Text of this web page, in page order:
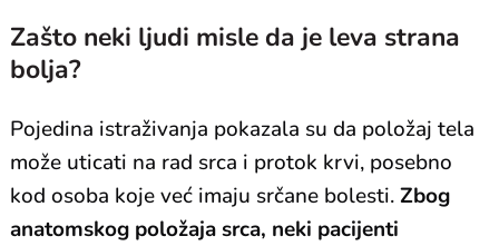
Zašto neki ljudi misle da je leva strana
bolja?
Pojedina istraživanja pokazala su da položaj tela
može uticati na rad srca i protok krvi, posebno
kod osoba koje već imaju srčane bolesti.Zbog
anatomskog položaja srca, neki pacijenti